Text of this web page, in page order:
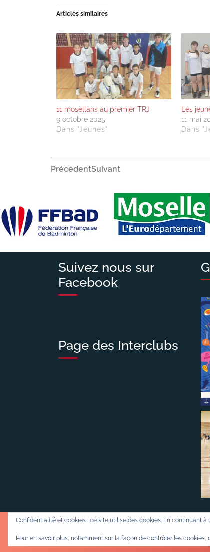
Articles similaires
11 mosellans au premier TRJ
9 octobre 2025
Dans "Jeunes"
Les
11 mai
Dans
Navigation
Article
Précédent
Article
Suivant
Suivez nous sur
Facebook
Page des Interclubs
Confidentialité et cookies : ce site utilise des cookies. En continuant
Pour en savoir plus, notamment sur la façon de contrôler les cookies,